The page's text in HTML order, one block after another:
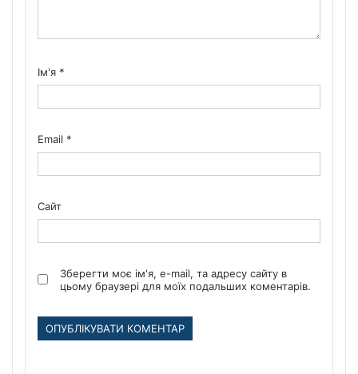
Ім'я *
Email *
Сайт
Зберегти моє ім'я, e-mail, та адресу сайту в
цьому браузері для моїх подальших коментарів.